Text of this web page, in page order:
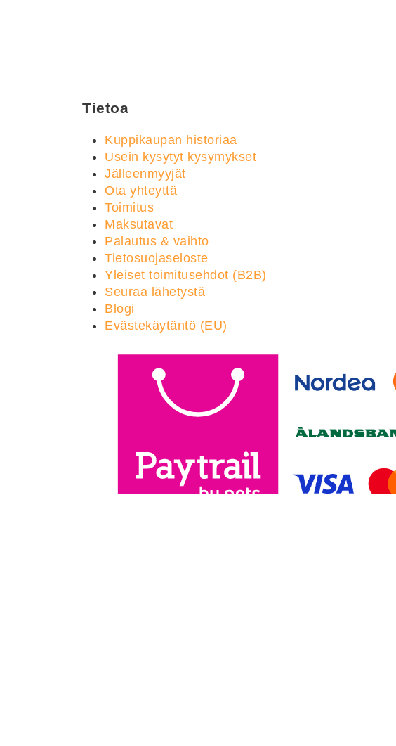
Tietoa
Kuppikaupan historiaa
Usein kysytyt kysymykset
Jälleenmyyjät
Ota yhteyttä
Toimitus
Maksutavat
Palautus & vaihto
Tietosuojaseloste
Yleiset toimitusehdot (B2B)
Seuraa lähetystä
Blogi
Evästekäytäntö (EU)